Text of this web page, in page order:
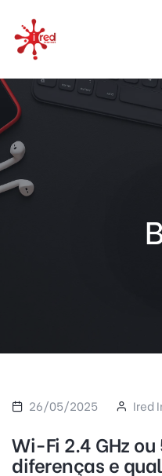
26/05/2025 Ired
Wi-Fi 2.4 GHz
diferenças e